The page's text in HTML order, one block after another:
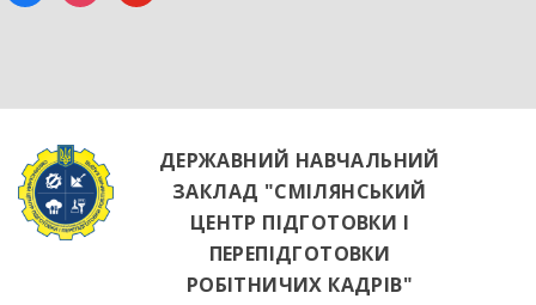
ДЕРЖАВНИЙ НАВЧАЛЬНИЙ
ЗАКЛАД "СМІЛЯНСЬКИЙ
ЦЕНТР ПІДГОТОВКИ І
ПЕРЕПІДГОТОВКИ
РОБІТНИЧИХ КАДРІВ"